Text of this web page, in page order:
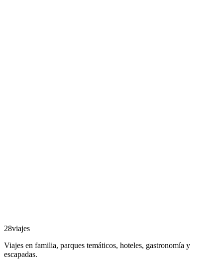
28viajes
Viajes en familia, parques temáticos, hoteles, gastronomía y
escapadas.